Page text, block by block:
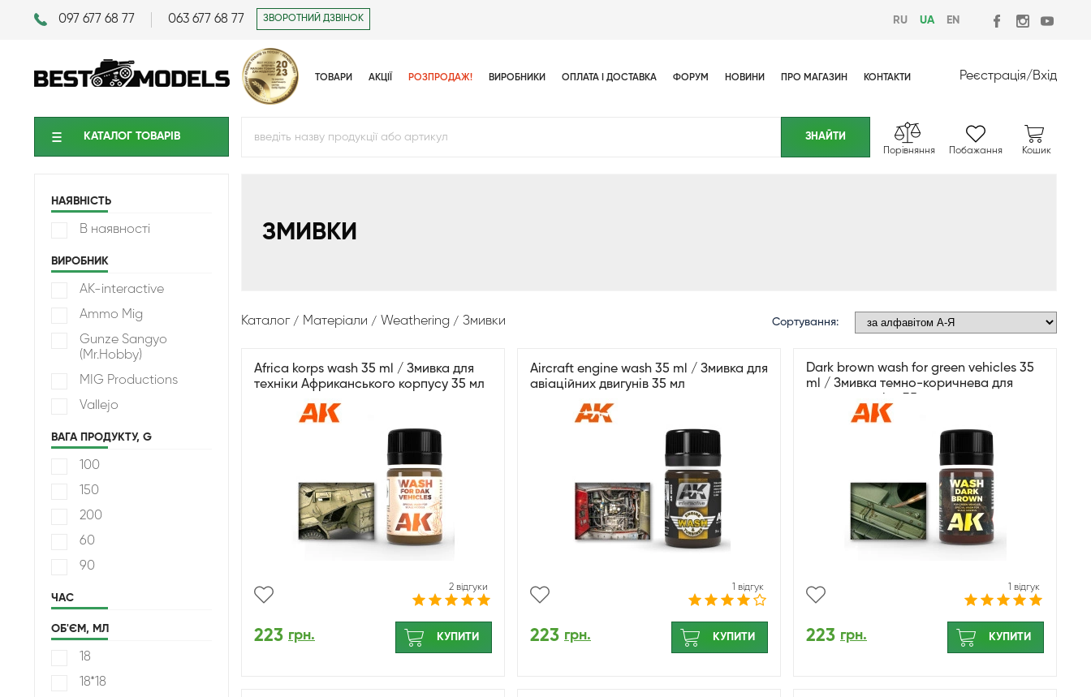
097 677 68 77 063 677 68 77 ЗВОРОТНИЙ ДЗВІНОК RU UA EN
ТОВАРИ АКЦІЇ РОЗПРОДАЖ! ВИРОБНИКИ ОПЛАТА І ДОСТАВКА ФОРУМ НОВИНИ ПРО МАГАЗИН КОНТАКТИ Реєстрація/Вхід
КАТАЛОГ ТОВАРIВ
Порівняння Побажання Кошик
НАЯВНІСТЬ
В наявності
ВИРОБНИК
AK-interactive
Ammo Mig
Gunze Sangyo
(Mr.Hobby)
MIG Productions
Vallejo
ВАГА ПРОДУКТУ, G
100
150
200
60
90
ЧАС
ОБ'ЄМ, МЛ
18
18*18
ЗМИВКИ
Каталог Матеріали Weathering Змивки Сортування:
Africa korps wash 35 ml / Змивка для
техніки Африканського корпусу 35 мл
2 відгуки
223 грн. КУПИТИ
Aircraft engine wash 35 ml / Змивка для
авіаційних двигунів 35 мл
1 відгук
223 грн. КУПИТИ
Dark brown wash for green vehicles 35
ml / Змивка темно-коричнева для
1 відгук
223 грн. КУПИТИ